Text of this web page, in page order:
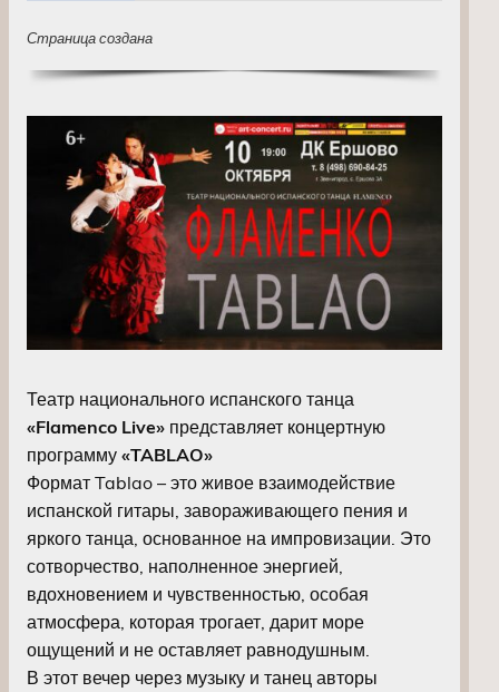
Страница создана
Театр национального испанского танца
«Flamenco Live» представляет концертную
программу «TABLAO»
Формат Tablao – это живое взаимодействие
испанской гитары, завораживающего пения и
яркого танца, основанное на импровизации. Это
сотворчество, наполненное энергией,
вдохновением и чувственностью, особая
атмосфера, которая трогает, дарит море
ощущений и не оставляет равнодушным.
В этот вечер через музыку и танец авторы